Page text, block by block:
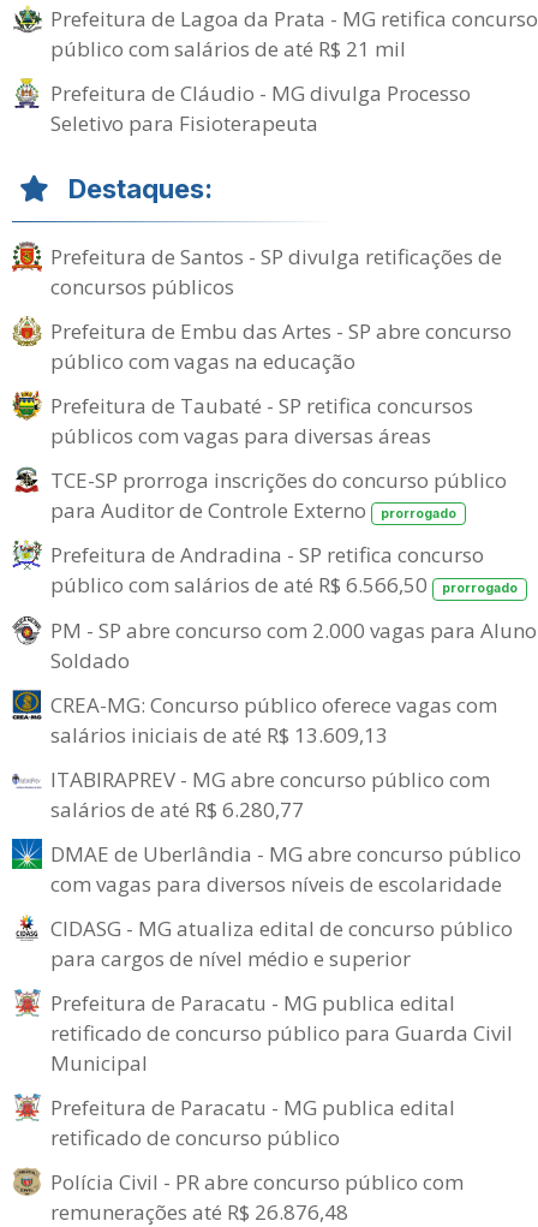
Prefeitura de Lagoa da Prata - MG retifica concurso
público com salários de até R$ 21 mil
Prefeitura de Cláudio - MG divulga Processo
Seletivo para Fisioterapeuta
Destaques:
Prefeitura de Santos - SP divulga retificações de
concursos públicos
Prefeitura de Embu das Artes - SP abre concurso
público com vagas na educação
Prefeitura de Taubaté - SP retifica concursos
públicos com vagas para diversas áreas
TCE-SP prorroga inscrições do concurso público
para Auditor de Controle Externo
prorrogado
Prefeitura de Andradina - SP retifica concurso
público com salários de até R$ 6.566,50
prorrogado
PM - SP abre concurso com 2.000 vagas para
Soldado
CREA-MG: Concurso público oferece vagas com
salários iniciais de até R$ 13.609,13
ITABIRAPREV - MG abre concurso público com
salários de até R$ 6.280,77
DMAE de Uberlândia - MG abre concurso público
com vagas para diversos níveis de escolaridade
CIDASG - MG atualiza edital de concurso público
para cargos de nível médio e superior
Prefeitura de Paracatu - MG publica edital
retificado de concurso público para Guarda Civil
Municipal
Prefeitura de Paracatu - MG publica edital
retificado de concurso público
Polícia Civil - PR abre concurso público com
remunerações até R$ 26.876,48